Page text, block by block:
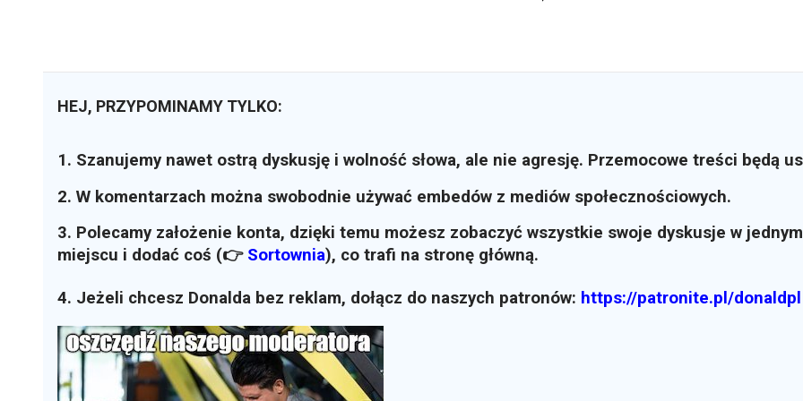
HEJ, PRZYPOMINAMY TYLKO:
1. Szanujemy nawet ostrą dyskusję i wolność słowa, ale nie agresję. Przemocowe treści będą
2. W komentarzach można swobodnie używać embedów z mediów społecznościowych.
3. Polecamy założenie konta, dzięki temu możesz zobaczyć wszystkie swoje dyskusje w jednym
miejscu i dodać coś (👉 Sortownia), co trafi na stronę główną.
4. Jeżeli chcesz Donalda bez reklam, dołącz do naszych patronów: https://patronite.pl/donaldpl